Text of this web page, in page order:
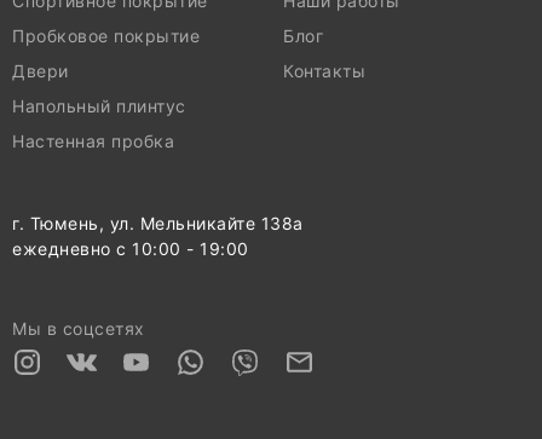
Пробковое покрытие
Двери
Напольный плинтус
Настенная пробка
Блог
Контакты
г. Тюмень, ул. Мельникайте 138а
ежедневно с 10:00 - 19:00
Мы в соцсетях